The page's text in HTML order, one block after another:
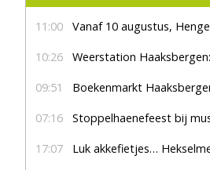
11:00 Vanaf 10 augustus, Hengelosestraat drie
10:26 Weerstation Haaksbergen:
09:51 Boekenmarkt Haaksbergen zaterdag 8
07:16 Stoppelhaenefeest bij
17:07 Luk akkefietjes…